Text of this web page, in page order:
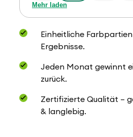
Mehr laden
Einheitliche
Ergebnisse.
Jeden Monat gewinnt
zurück.
Zertifizierte Qualität –
& langlebig.